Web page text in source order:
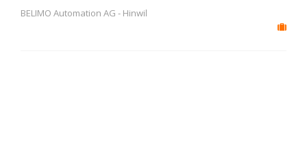
BELIMO Automation AG - Hinwil